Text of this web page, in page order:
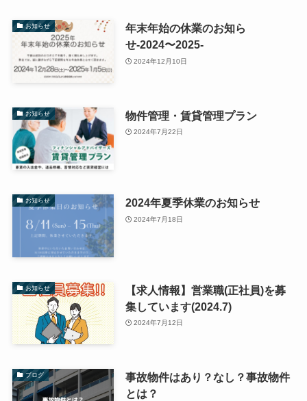
お知らせ
年末年始の休業のお知ら
せ-2024〜2025-
2024年12月10日
お知らせ 物件管理・賃貸管理プラン
2024年7月22日
お知らせ 2024年夏季休業のお知らせ
2024年7月18日
お知らせ
【求人情報】営業職(正社員)を募
集しています(2024.7)
2024年7月12日
ブログ
事故物件はあり？なし？事故物件
とは？